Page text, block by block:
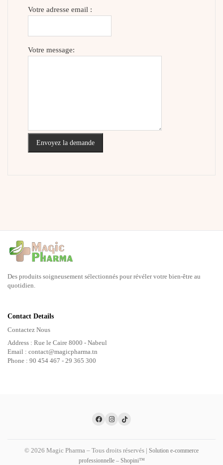
Votre adresse email :
Votre message:
Envoyez la demande
Des produits soigneusement sélectionnés pour révéler votre bien-être au
quotidien.
Contact Details
Contactez Nous
Address : Rue le Caire 8000 - Nabeul
Email : contact@magicpharma.tn
Phone : 90 454 467 - 29 365 300
© 2026 Magic Pharma – Tous droits réservés | Solution e-commerce
professionnelle – Shopini™